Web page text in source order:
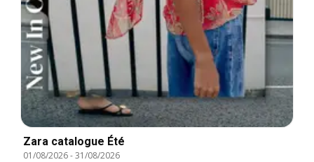
Zara catalogue Été
01/08/2026-31/08/2026